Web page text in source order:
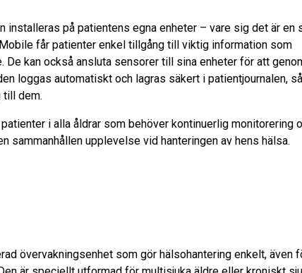
installeras på patientens egna enheter – vare sig det är en
får patienter enkel tillgång till viktig information som
De kan också ansluta sensorer till sina enheter för att
loggas automatiskt och lagras säkert i patientjournalen,
till dem.
i alla åldrar som behöver kontinuerlig monitorering
sammanhållen upplevelse vid hanteringen av hens hälsa.
övervakningsenhet som gör hälsohantering enkelt, även